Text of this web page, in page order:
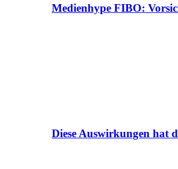
Medienhype FIBO:
Diese Auswirkungen hat